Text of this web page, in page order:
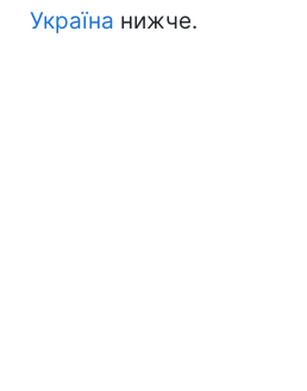
Україна нижче.